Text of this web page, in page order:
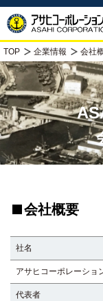
TOP 企業情報 会社
会社概要
社名
アサヒコーポレーショ
代表者